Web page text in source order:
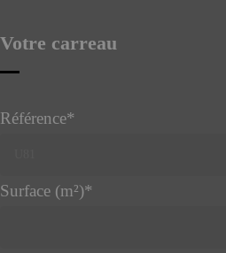
Votre carreau
Référence*
Surface (m²)*